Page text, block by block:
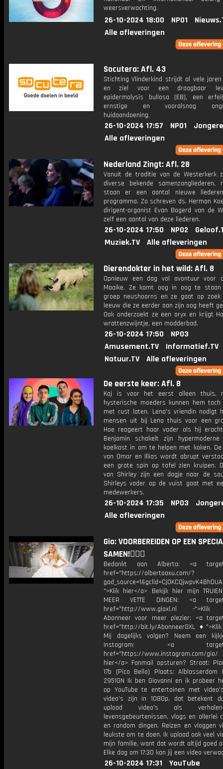
weersverwachting.
26-10-2024 18:00 NPO1
Alle afleveringen
Socutera: Afl. 43
Stichting Vlinderkind strijdt al vele
en ziel voor een draagbaar
epidermolysis bullosa (EB), een
ernstige en vooralsnog
huidaandoening.
26-10-2024 17:57 NPO1
Alle afleveringen
Nederland Zingt: Afl. 28
Vanuit de traditie van de Westerkerk
diverse bekende samenzangliederen,
staan er een aantal nieuwe
programma. Zo schreven ds. Herman
dirigent-organist Evan Bogerd van de
zelf een aantal van deze liederen.
26-10-2024 17:50 NPO2
Muziek.TV
Alle afleveringen
Dierendokter in het wild: Afl. 8
Opnieuw een dag vol avontuur voor
Maaike. Ze komt oog in oog te
groep neushoorns en ze gaat op zoek
leeuw die ze eerder aan zijn oog heeft
Ook onderzoekt ze een oryx en krijgt
wrattenzwijntje, een modderbad.
26-10-2024 17:50
NPO3
Amusement.TV
Informatief.TV
Natuur.TV
Alle afleveringen
De eerste keer: Afl. 8
Kaj is voor het eerst alleen thuis,
hysterische moeders kunnen hem
met rust laten. Lena's vriendin nodigt
mensen uit bij Lena thuis voor een
Hoe reageert haar vader als hij
Benjamin schakelt zijn hypermoderne
koelkast in om te helpen met koken. De
van Omar en Illias wordt abrupt
een grote spin op tafel zien kruipen.
van Shirley zijn een dagje naar de
Shirleys vader op de vuist gaat met
medewerkers.
26-10-2024 17:35 NPO3
Alle afleveringen
Gio: VOORBEREIDEN OP EEN
SAMEN!👩‍❤️‍👨
Bedankt aan Alberto: <a
href="https://albertoaxu.com/?
">Klik hier</a> Bekijk hier mijn
MEER VETTE DINGEN: <a
href="http://www.gioxl.nl -">Klik
Abonneer voor meer plezier: <a
href="http://bit.ly/AbonneerGXL
Mij dagelijks volgen? Neem een
Instagram: <a
href="https://www.instagram.com/
hier</a> Fanmail opsturen? Straat:
17b (Pico Bello) Plaats: Alblasserdam
2951GN Ik ben Giovanni en ik probeer
op YouTube te entertainen met
video's zijn in 1080p, dat betekent
upload video's als
levensgebeurtenissen, vlogs en allerlei
en random dingen. Reizen en vloggen
leukste om te doen. Ik upload ook veel
mijn familie, want dat wordt altijd goed
Elke dag om 17:30 kan jij een video
26-10-2024 17:31
YouTube